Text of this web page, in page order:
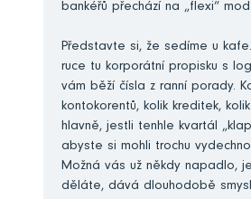
bankéřů přechází na „flexi“
Představte si, že sedíme u
ruce tu korporátní propisku s
vám běží čísla z ranní porady.
kontokorentů, kolik kreditek,
hlavně, jestli tenhle kvartál
abyste si mohli trochu
Možná vás už někdy napadlo,
děláte, dává dlouhodobě